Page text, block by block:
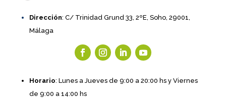
Dirección: C/ Trinidad Grund 33, 2ºE, Soho, 29001,
Málaga
Horario: Lunes a Jueves de 9:00 a 20:00 hs y Viernes
de 9:00 a 14:00 hs